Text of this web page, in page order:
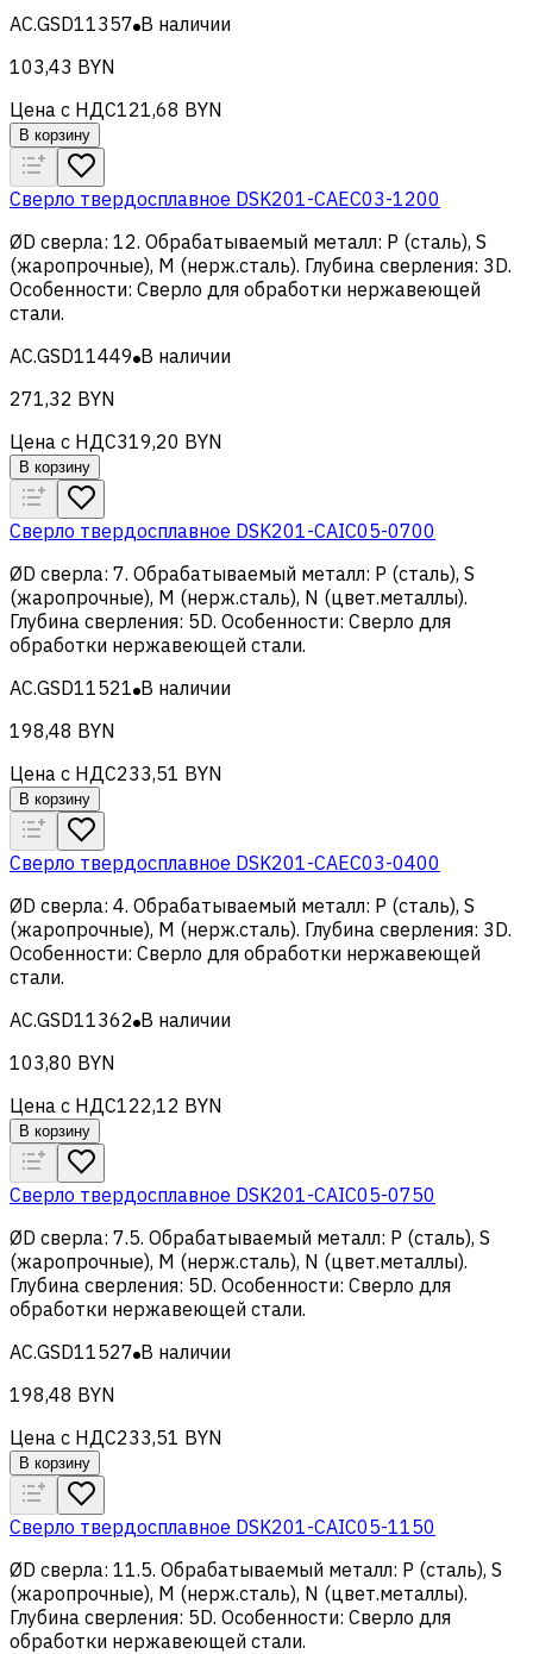
AC.GSD11357 В наличии
103,43 BYN
Цена с НДС121,68 BYN
В корзину
Сверло твердосплавное DSK201-CAEC03-1200
ØD сверла: 12. Обрабатываемый металл: Р (сталь), S
(жаропрочные), M (нерж.сталь). Глубина сверления: 3D.
Особенности: Сверло для обработки нержавеющей
стали.
AC.GSD11449 В наличии
271,32 BYN
Цена с НДС319,20 BYN
В корзину
Сверло твердосплавное DSK201-CAIC05-0700
ØD сверла: 7. Обрабатываемый металл: Р (сталь), S
(жаропрочные), M (нерж.сталь), N (цвет.металлы).
Глубина сверления: 5D. Особенности: Сверло для
обработки нержавеющей стали.
AC.GSD11521 В наличии
198,48 BYN
Цена с НДС233,51 BYN
В корзину
Сверло твердосплавное DSK201-CAEC03-0400
ØD сверла: 4. Обрабатываемый металл: Р (сталь), S
(жаропрочные), M (нерж.сталь). Глубина сверления: 3D.
Особенности: Сверло для обработки нержавеющей
стали.
AC.GSD11362 В наличии
103,80 BYN
Цена с НДС122,12 BYN
В корзину
Сверло твердосплавное DSK201-CAIC05-0750
ØD сверла: 7.5. Обрабатываемый металл: Р (сталь), S
(жаропрочные), M (нерж.сталь), N (цвет.металлы).
Глубина сверления: 5D. Особенности: Сверло для
обработки нержавеющей стали.
AC.GSD11527 В наличии
198,48 BYN
Цена с НДС233,51 BYN
В корзину
Сверло твердосплавное DSK201-CAIC05-1150
ØD сверла: 11.5. Обрабатываемый металл: Р (сталь), S
(жаропрочные), M (нерж.сталь), N (цвет.металлы).
Глубина сверления: 5D. Особенности: Сверло для
обработки нержавеющей стали.